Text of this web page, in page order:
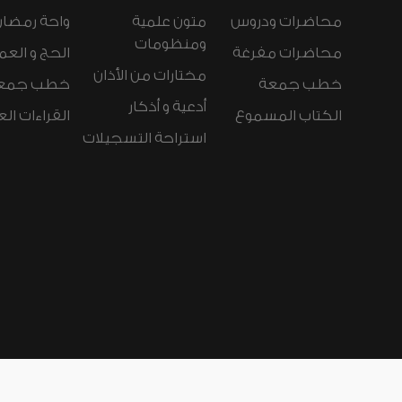
محاضرات ودروس
محاضرات مفرغة
خطب جمعة
الكتاب المسموع
متون علمية
ومنظومات
مختارات من الأذان
أدعية و أذكار
استراحة التسجيلات
واحة
الحج و
خطب
القراءات